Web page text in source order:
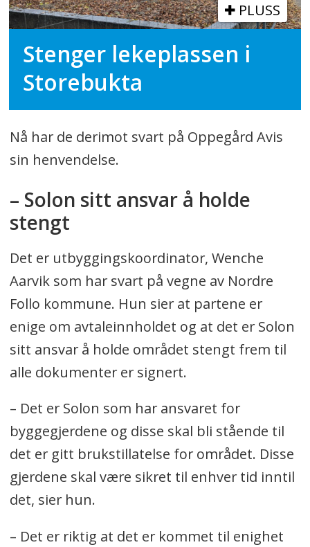
PLUSS
Stenger lekeplassen i
Storebukta
Nå har de derimot svart på Oppegård Avis
sin henvendelse.
– Solon sitt ansvar å holde
stengt
Det er utbyggingskoordinator, Wenche
Aarvik som har svart på vegne av Nordre
Follo kommune. Hun sier at partene er
enige om avtaleinnholdet og at det er Solon
sitt ansvar å holde området stengt frem til
alle dokumenter er signert.
– Det er Solon som har ansvaret for
byggegjerdene og disse skal bli stående til
det er gitt brukstillatelse for området. Disse
gjerdene skal være sikret til enhver tid inntil
det, sier hun.
– Det er riktig at det er kommet til enighet